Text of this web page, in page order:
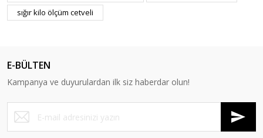
sığır kilo ölçüm cetveli
E-BÜLTEN
Kampanya ve duyurulardan ilk siz haberdar olun!